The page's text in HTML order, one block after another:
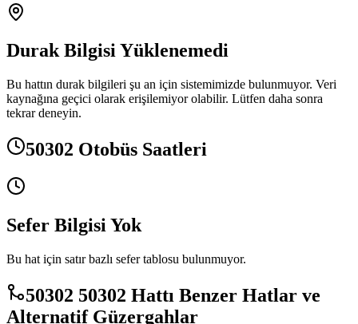
Durak Bilgisi Yüklenemedi
Bu hattın durak bilgileri şu an için sistemimizde bulunmuyor. Veri
kaynağına geçici olarak erişilemiyor olabilir. Lütfen daha sonra
tekrar deneyin.
50302 Otobüs Saatleri
Sefer Bilgisi Yok
Bu hat için satır bazlı sefer tablosu bulunmuyor.
50302 50302 Hattı Benzer Hatlar ve
Alternatif Güzergahlar